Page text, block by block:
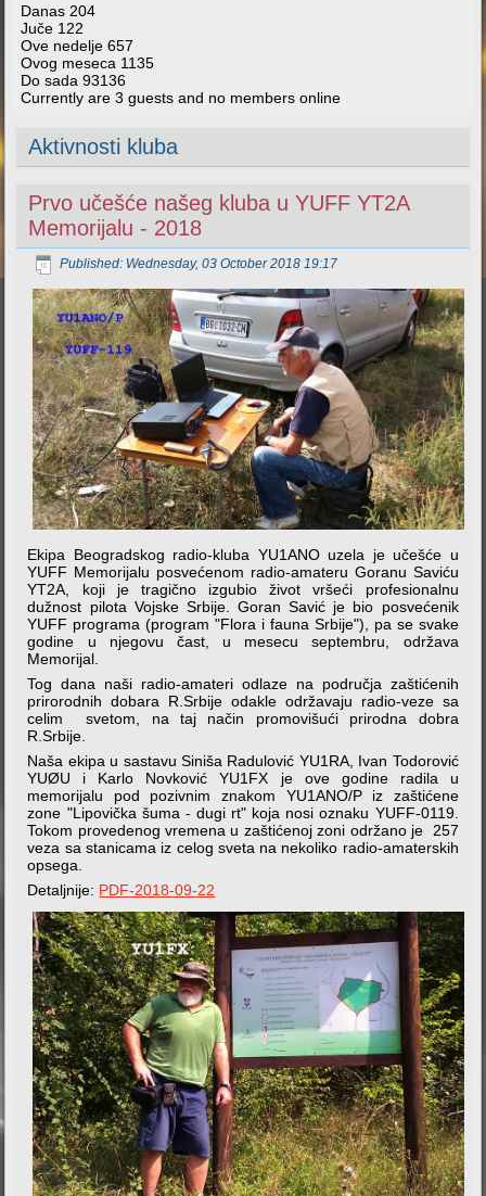
Danas 204
Juče 122
Ove nedelje657
Ovog meseca 1135
Do sada93136
Currently are 3 guests and no members online
Aktivnosti kluba
Prvo učešće našeg kluba u YUFF YT2A
Memorijalu - 2018
Published: Wednesday, 03 October 2018 19:17
Ekipa Beogradskog radio-kluba YU1ANO uzela je učešće u
YUFF Memorijalu posvećenom radio-amateru Goranu Saviću
YT2A, koji je tragično izgubio život vršeći profesionalnu
dužnost pilota Vojske Srbije. Goran Savić je bio posvećenik
YUFF programa (program "Flora i fauna Srbije"), pa se svake
godine u njegovu čast, u mesecu septembru, održava
Memorijal.
Tog dana naši radio-amateri odlaze na područja zaštićenih
prirorodnih dobara R.Srbije odakle održavaju radio-veze sa
celim svetom, na taj način promovišući prirodna dobra
R.Srbije.
Naša ekipa u sastavu Siniša Radulović YU1RA, Ivan Todorović
YUØU i Karlo Novković YU1FX je ove godine radila u
memorijalu pod pozivnim znakom YU1ANO/P iz zaštićene
zone "Lipovička šuma - dugi rt" koja nosi oznaku YUFF-0119.
Tokom provedenog vremena u zaštićenoj zoni održano je 257
veza sa stanicama iz celog sveta na nekoliko radio-amaterskih
opsega.
Detaljnije: PDF-2018-09-22